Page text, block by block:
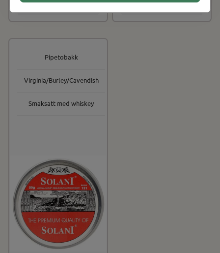
Pipetobakk
Virginia/Burley/Cavendish
Smaksatt med whiskey